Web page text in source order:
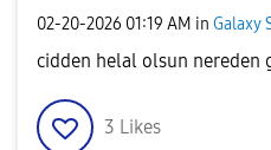
‎02-20-2026 01:19 AM in Galaxy
cidden helal olsun nereden
3 Likes